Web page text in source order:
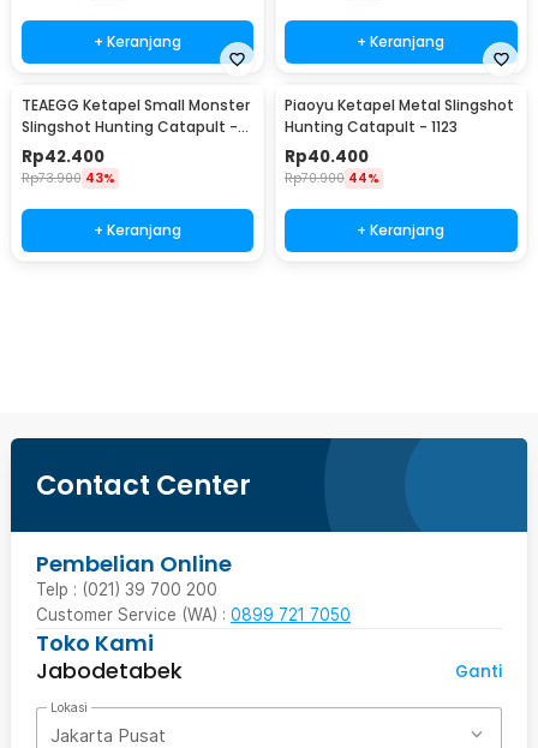
+ Keranjang + Keranjang
TEAEGG Ketapel Small Monster
Slingshot Hunting Catapult -
JH8171
Rp42.400
Rp73.900 43%
+ Keranjang
Piaoyu Ketapel Metal Slingshot
Hunting Catapult - 1123
Rp40.400
Rp70.900 44%
+ Keranjang
Contact Center
Pembelian Online
Telp : (021) 39 700 200
Customer Service (WA) : 0899 721 7050
Toko Kami
Jabodetabek
Ganti
Lokasi
Jakarta Pusat